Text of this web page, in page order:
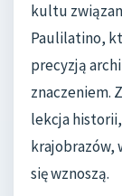
kultu
Paulilatino,
precyzją
znaczeniem.
lekcja
krajobrazów,
się wznoszą.